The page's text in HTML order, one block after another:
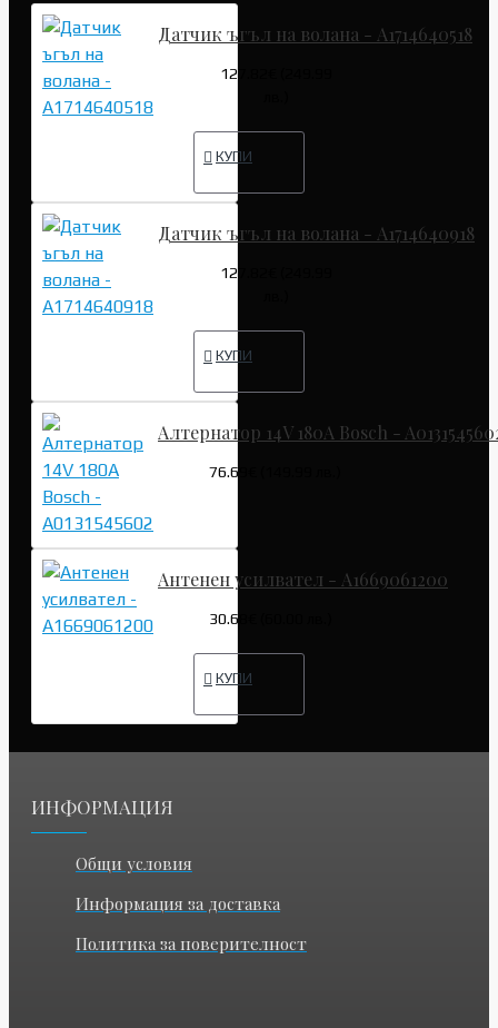
Датчик ъгъл на волана - A1714640518
127.82€ (249.99
КУПИ
Датчик ъгъл на волана - A1714640918
127.82€ (249.99
КУПИ
Алтернатор 14V 180A Bosch -
76.69€ (149.99 лв.)
Антенен усилвател - A1669061200
30.68€ (60.00 лв.)
КУПИ
ИНФОРМАЦИЯ
Общи условия
Информация за доставка
Политика за поверителност